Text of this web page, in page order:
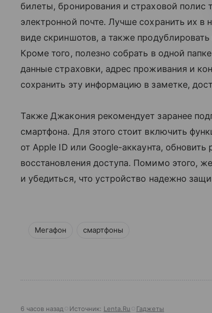
билеты, бронирования и страховой полис
электронной почте. Лучше сохранить их в
виде скриншотов, а также
Кроме того, полезно собрать в одной
данные страховки, адрес проживания и
сохранить эту информацию в заметке,
Также Джакония рекомендует заранее
смартфона. Для этого стоит включить
от Apple ID или Google-аккаунта,
восстановления доступа. Помимо этого,
и убедиться, что устройство надежно
Мегафон смартфоны
6 часов назад Источник: Lenta.Ru Гаджеты